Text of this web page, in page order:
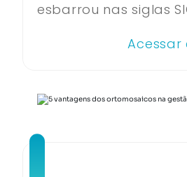
esbarrou nas siglas